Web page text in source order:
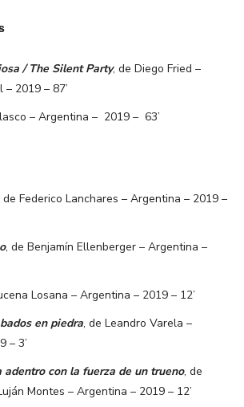
/ The Silent Party, de Diego Fried –
2019 – 87’
– Argentina – 2019 – 63’
de Federico Lanchares – Argentina – 2019 –
, de Benjamín Ellenberger – Argentina –
Losana – Argentina – 2019 – 12’
en piedra, de Leandro Varela –
– 3’
adentro con la fuerza de un trueno, de
Montes – Argentina – 2019 – 12’